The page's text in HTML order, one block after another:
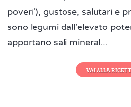
poveri'), gustose, salutari e
sono legumi dall'elevato
apportano sali mineral...
VAI ALLA